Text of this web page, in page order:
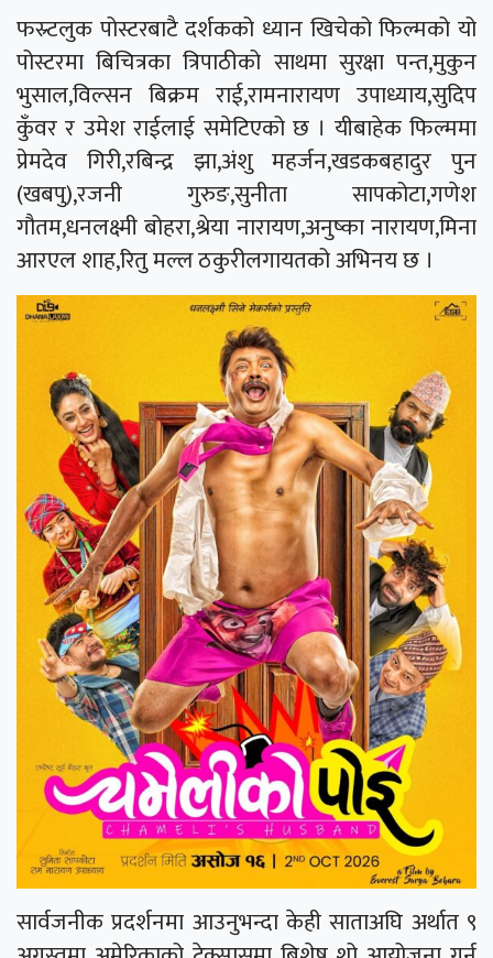
फस्र्टलुक पोस्टरबाटै दर्शकको ध्यान खिचेको फिल्मको यो
पोस्टरमा बिचित्रका त्रिपाठीको साथमा सुरक्षा पन्त,मुकुन
भुसाल,विल्सन बिक्रम राई,रामनारायण उपाध्याय,सुदिप
कुँवर र उमेश राईलाई समेटिएको छ । यीबाहेक फिल्ममा
प्रेमदेव गिरी,रबिन्द्र झा,अंशु महर्जन,खडकबहादुर पुन
(खबपु),रजनी गुरुङ,सुनीता सापकोटा,गणेश
गौतम,धनलक्ष्मी बोहरा,श्रेया नारायण,अनुष्का नारायण,मिना
आरएल शाह,रितु मल्ल ठकुरीलगायतको अभिनय छ ।
सार्वजनीक प्रदर्शनमा आउनुभन्दा केही साताअघि अर्थात ९